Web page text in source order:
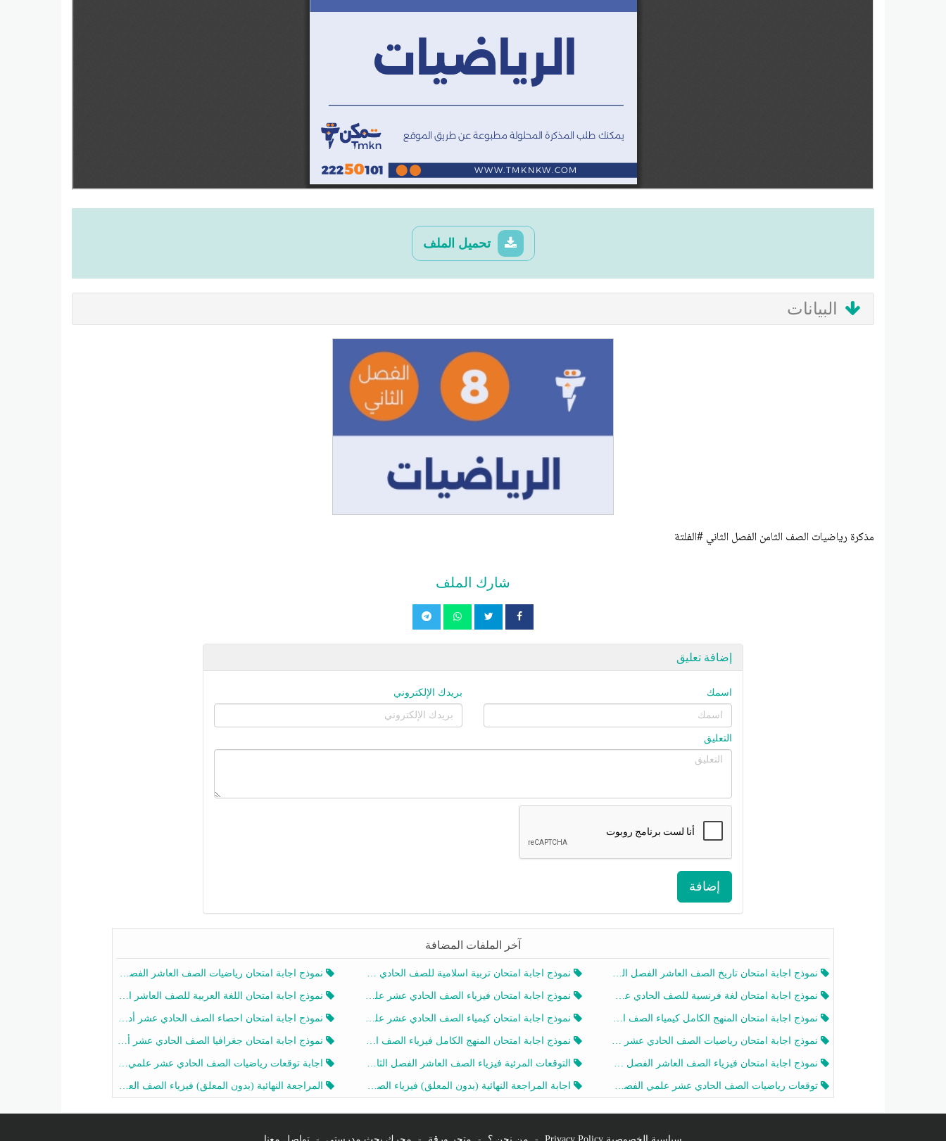
تحميل الملف
البيانات
مذكرة رياضيات الصف الثامن الفصل الثاني #الفلتة
شارك الملف
إضافة تعليق
اسمك بريدك الإلكتروني
التعليق
إضافة
آخر الملفات المضافة
نموذج اجابة امتحان تاريخ الصف العاشر الفصل الثاني 2025-2026 نموذج اجابة امتحان تربية اسلامية للصف الحادي عشر الفصل الثاني 2025-2026 نموذج اجابة امتحان رياضيات الصف العاشر الفصل الثاني 2025-2026
نموذج اجابة امتحان لغة فرنسية للصف الحادي عشر أدبي الفصل الثاني 2025-2026 نموذج اجابة امتحان فيزياء الصف الحادي عشر علمي الفصل الثاني 2025-2026 نموذج اجابة امتحان اللغة العربية للصف العاشر الفصل الثاني 2025-2026
نموذج اجابة امتحان المنهج الكامل كيمياء الصف الحادي عشر علمي الفصل الثاني 2025-2026 نموذج اجابة امتحان كيمياء الصف الحادي عشر علمي الفصل الثاني 2025-2026 نموذج اجابة امتحان احصاء الصف الحادي عشر أدبي الفصل الثاني 2025-2026
نموذج اجابة امتحان رياضيات الصف الحادي عشر علمي الفصل الثاني 2025-2026 نموذج اجابة امتحان المنهج الكامل فيزياء الصف العاشر الفصل الثاني 2025-2026 نموذج اجابة امتحان جغرافيا الصف الحادي عشر أدبي الفصل الثاني 2025-2026
نموذج اجابة امتحان فيزياء الصف العاشر الفصل الثاني 2025-2026 التوقعات المرئية فيزياء الصف العاشر الفصل الثاني 2026 أ هيثم الليثي اجابة توقعات رياضيات الصف الحادي عشر علمي الفصل الثاني 2025-2026 أ عمرو فايز
توقعات رياضيات الصف الحادي عشر علمي الفصل الثاني 2025-2026 أ عمرو فايز اجابة المراجعة النهائية (بدون المعلق) فيزياء الصف العاشر الفصل الثاني أ أحمد نبيه المراجعة النهائية (بدون المعلق) فيزياء الصف العاشر الفصل الثاني أ أحمد نبيه